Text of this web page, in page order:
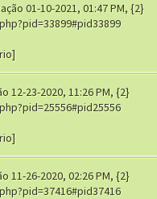
01-10-2021, 01:47 PM, {2}
12-23-2020, 11:26 PM, {2}
11-26-2020, 02:26 PM, {2}